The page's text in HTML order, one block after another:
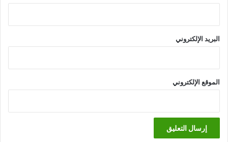
البريد الإلكتروني
الموقع الإلكتروني